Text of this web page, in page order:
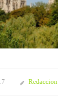
Redaccion